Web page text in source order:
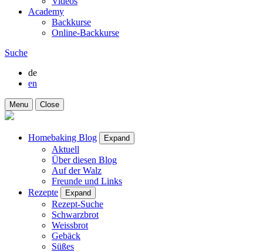
Academy
Backkurse
Online-Backkurse
Suche
de
en
Menu Close
Homebaking Blog Expand
Aktuell
Über diesen Blog
Auf der Walz
Freunde und Links
Rezepte
Expand
Rezept-Suche
Schwarzbrot
Weissbrot
Gebäck
Süßes